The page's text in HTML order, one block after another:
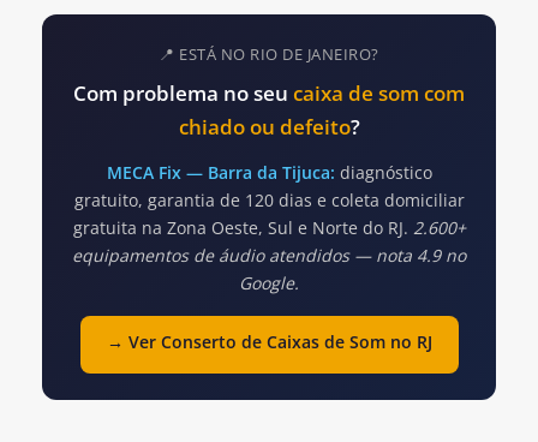
📍 ESTÁ NO RIO DE JANEIRO?
Com problema no seu caixa de som com
chiado ou defeito?
MECA Fix — Barra da Tijuca: diagnóstico
gratuito, garantia de 120 dias e coleta domiciliar
gratuita na Zona Oeste, Sul e Norte do RJ. 2.600+
equipamentos de áudio atendidos — nota 4.9 no
Google.
→ Ver Conserto de Caixas de Som no RJ